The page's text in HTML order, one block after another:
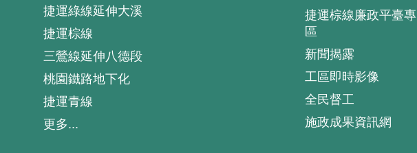
捷運綠線延伸大溪
捷運棕線
三鶯線延伸八德段
桃園鐵路地下化
捷運青線
更多...
捷運棕線廉政平臺專
區
新聞揭露
工區即時影像
全民督工
施政成果資訊網